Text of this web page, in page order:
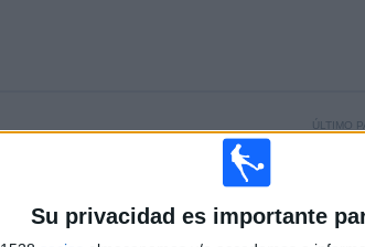
Su privacidad es importante
ÚLTIMO
19/7/2026 FIFA